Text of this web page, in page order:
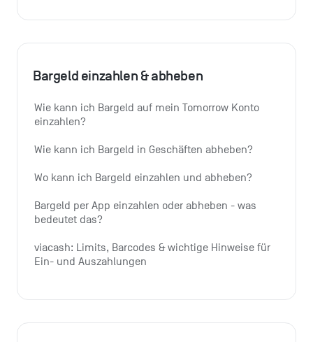
Bargeld einzahlen & abheben
Wie kann ich Bargeld auf mein Tomorrow Konto
einzahlen?
Wie kann ich Bargeld in Geschäften abheben?
Wo kann ich Bargeld einzahlen und abheben?
Bargeld per App einzahlen oder abheben - was
bedeutet das?
viacash: Limits, Barcodes & wichtige Hinweise für
Ein- und Auszahlungen